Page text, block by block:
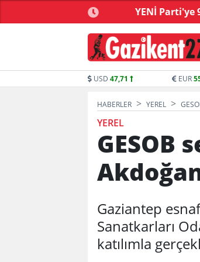
yasa tartışmalarla
başladı
YENİ Parti'ye
USD 47,71 EUR
HABERLER YEREL
YEREL
GESOB
Gaziantep
Sanatkarları
katılımla